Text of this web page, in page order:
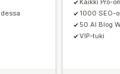
Seuranta
Sivustoliikenne
Kaikki Pro-
1000 SEO-
50 AI Blog
VIP-tuki